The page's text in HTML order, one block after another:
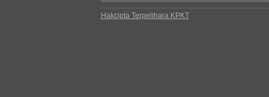
Hakcipta Terpelihara KPKT